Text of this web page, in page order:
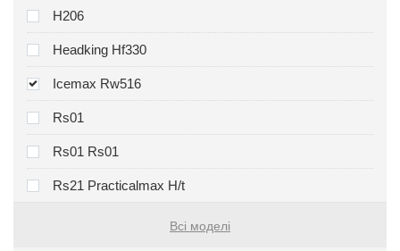
H206
Headking Hf330
Icemax Rw516
Rs01
Rs01 Rs01
Rs21 Practicalmax H/t
Всі моделі